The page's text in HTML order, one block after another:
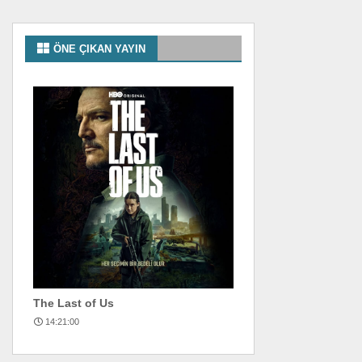
ÖNE ÇIKAN YAYIN
The Last of Us
14:21:00